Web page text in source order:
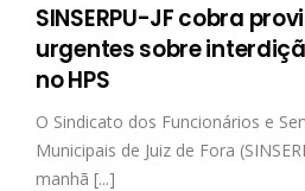
SINSERPU-JF cobra
urgentes sobre
no HPS
O Sindicato dos Funcionários e
Municipais de Juiz de Fora
manhã [...]